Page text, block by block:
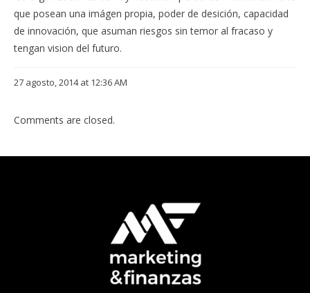
que posean una imágen propia, poder de desición, capacidad
de innovación, que asuman riesgos sin temor al fracaso y
tengan vision del futuro.
27 agosto, 2014 at 12:36 AM
Comments are closed.